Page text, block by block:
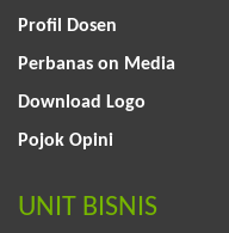
Profil Dosen
Perbanas on Media
Download Logo
Pojok Opini
UNIT BISNIS